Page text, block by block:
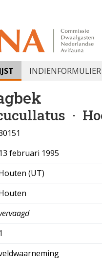
INDIENFORMULIER
·
13 februari 1995
(UT)
1